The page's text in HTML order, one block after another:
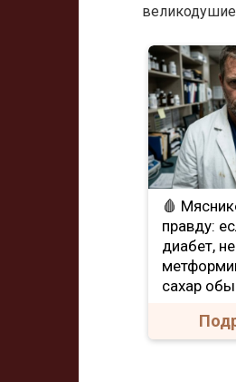
🩸
правду:
диабет,
сахар